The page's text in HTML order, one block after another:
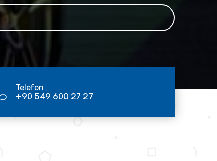
Telefon
+90 549 600 27 27